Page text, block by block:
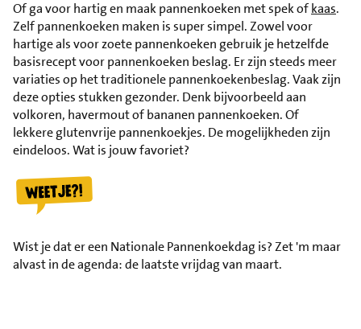
Of ga voor hartig en maak pannenkoeken met spek ofkaas.
Zelf pannenkoeken maken is super simpel. Zowel voor
hartige als voor zoete pannenkoeken gebruik je hetzelfde
basisrecept voor pannenkoeken beslag. Er zijn steeds meer
variaties op het traditionele pannenkoekenbeslag. Vaak zijn
deze opties stukken gezonder. Denk bijvoorbeeld aan
volkoren, havermout of bananen pannenkoeken. Of
lekkere glutenvrije pannenkoekjes. De mogelijkheden zijn
eindeloos. Wat is jouw favoriet?
Wist je dat er een Nationale Pannenkoekdag is? Zet 'm maar
alvast in de agenda: de laatste vrijdag van maart.